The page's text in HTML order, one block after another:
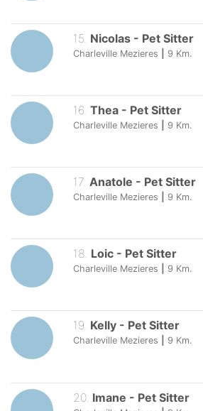
15 Nicolas - Pet Sitter
Charleville Mezieres 9 Km.
16 Thea - Pet Sitter
Charleville Mezieres 9 Km.
17. Anatole - Pet Sitter
Charleville Mezieres 9 Km.
18. Loic - Pet Sitter
Charleville Mezieres 9 Km.
19. Kelly - Pet Sitter
Charleville Mezieres 9 Km.
20. Imane - Pet Sitter